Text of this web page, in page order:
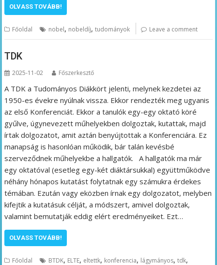
OLVASS TOVÁBB!
Főoldal nobel, nobeldíj,tudományok Leave a comment
TDK
2025-11-02 Főszerkesztő
A TDK a Tudományos Diákkört jelenti, melynek kezdetei az
1950-es évekre nyúlnak vissza. Ekkor rendezték meg ugyanis
az első Konferenciát. Ekkor a tanulók egy-egy oktató köré
gyűlve, úgynevezett műhelyekben dolgoztak, kutattak, majd
írtak dolgozatot, amit aztán benyújtottak a Konferenciára. Ez
manapság is hasonlóan működik, bár talán kevésbé
szerveződnek műhelyekbe a hallgatók. A hallgatók ma már
egy oktatóval (esetleg egy-két diáktársukkal) együttműködve
néhány hónapos kutatást folytatnak egy számukra érdekes
témában. Ezután vagy eközben írnak egy dolgozatot, melyben
kifejtik a kutatásuk célját, a módszert, amivel dolgoztak,
valamint bemutatják eddig elért eredményeiket. Ezt…
OLVASS TOVÁBB!
Főoldal BTDK, ELTE, eltettk, konferencia, lágymányos,tdk,